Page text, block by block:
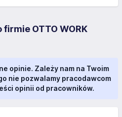
OTTO WORK
opinie. Zależy nam na Twoim
nie pozwalamy pracodawcom
opinii od pracowników.